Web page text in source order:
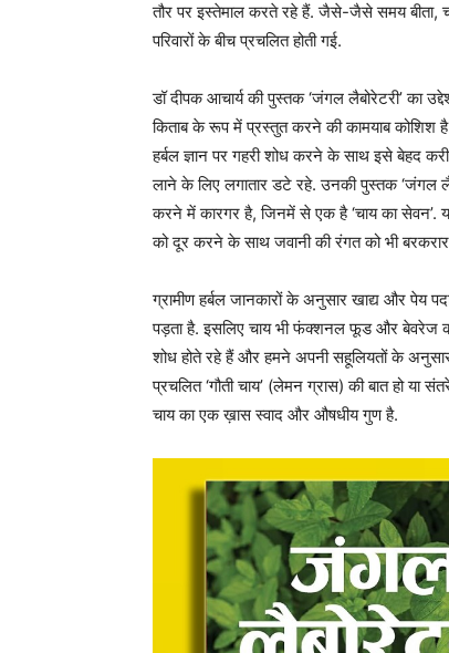
तौर पर इस्तेमाल करते रहे हैं. जैसे-जैसे समय बीता,
परिवारों के बीच प्रचलित होती गई.
डॉ दीपक आचार्य की पुस्तक ‘जंगल लैबोरेटरी’ का
किताब के रूप में प्रस्तुत करने की कामयाब कोशिश
हर्बल ज्ञान पर गहरी शोध करने के साथ इसे बेहद
लाने के लिए लगातार डटे रहे. उनकी पुस्तक ‘जंगल
करने में कारगर है, जिनमें से एक है ‘चाय का सेवन’.
को दूर करने के साथ जवानी की रंगत को भी
ग्रामीण हर्बल जानकारों के अनुसार खाद्य और पेय
पड़ता है. इसलिए चाय भी फंक्शनल फूड और बेवरेज
शोध होते रहे हैं और हमने अपनी सहूलियतों के
प्रचलित ‘गौती चाय’ (लेमन ग्रास) की बात हो या
चाय का एक ख़ास स्वाद और औषधीय गुण है.